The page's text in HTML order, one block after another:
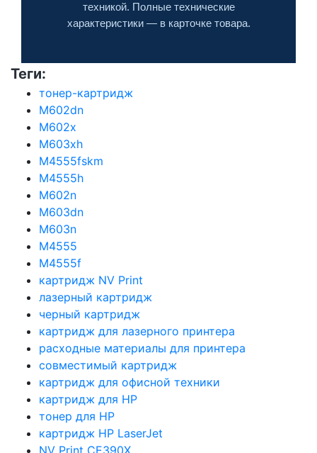
техникой. Полные технические
характеристики — в карточке товара.
Теги:
тонер-картридж
M602dn
M602x
M603xh
M4555fskm
M4555h
M602n
M603dn
M603n
M4555
M4555f
картридж NV Print
лазерный картридж
черный картридж
картридж для лазерного принтера
расходные материалы для принтера
совместимый картридж
картридж для офисной техники
картридж для HP
тонер для HP
картридж HP LaserJet
NV Print CE390X